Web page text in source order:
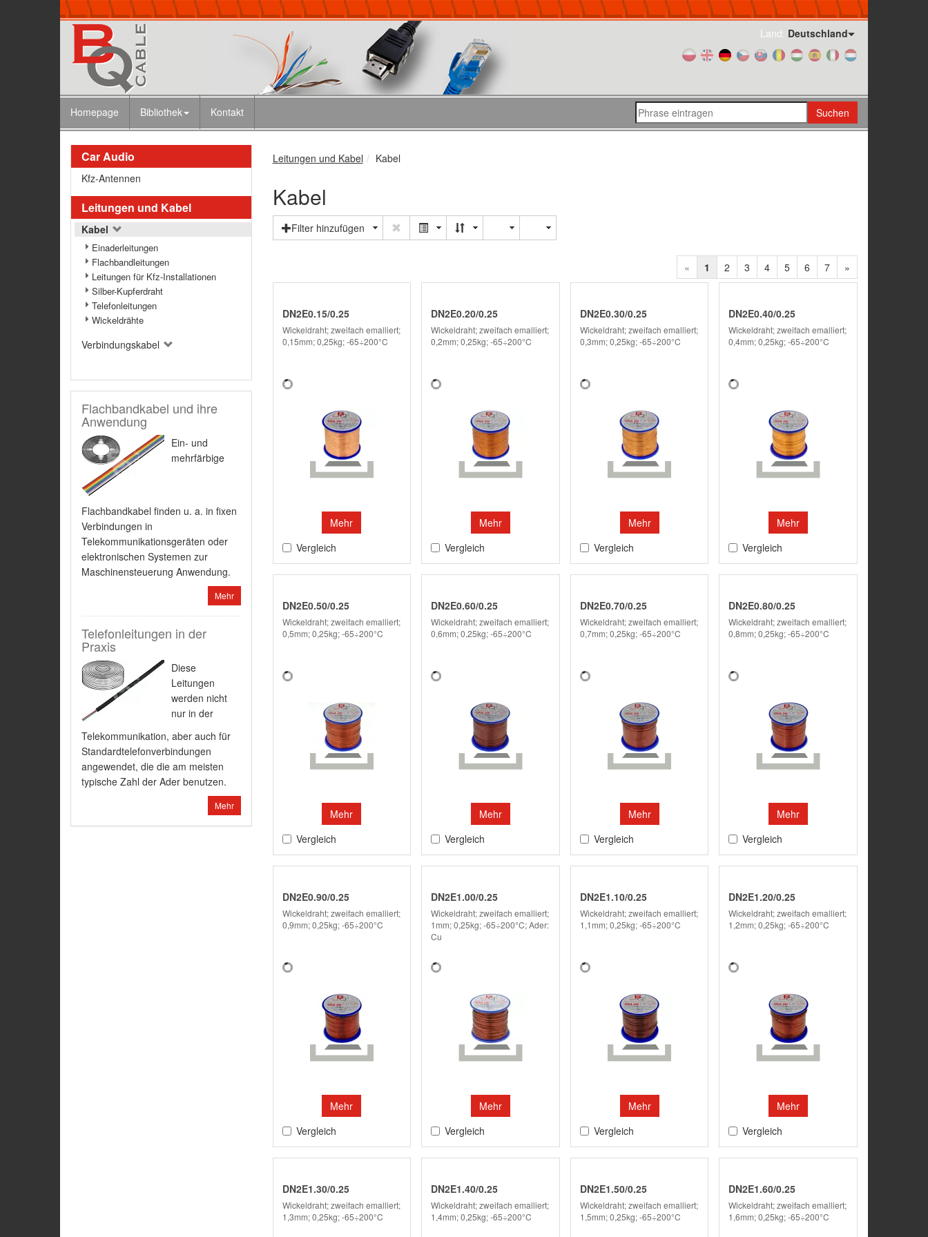
Land: Deutschland
Homepage Bibliothek Kontakt Suchen
Car Audio
Kfz-Antennen
Leitungen und Kabel
Kabel
Einaderleitungen
Flachbandleitungen
Leitungen für Kfz-Installationen
Silber-Kupferdraht
Telefonleitungen
Wickeldrähte
Verbindungskabel
Flachbandkabel und ihre
Anwendung
Ein- und
mehrfärbige
Flachbandkabel finden u. a. in fixen
Verbindungen in
Telekommunikationsgeräten oder
elektronischen Systemen zur
Maschinensteuerung Anwendung.
Mehr
Telefonleitungen in der
Praxis
Diese
Leitungen
werden nicht
nur in der
Telekommunikation, aber auch für
Standardtelefonverbindungen
angewendet, die die am meisten
typische Zahl der Ader benutzen.
Mehr
Leitungen und Kabel Kabel
Kabel
Filter hinzufügen
« 1 2 3 4 5 6 7 »
DN2E0.15/0.25
Wickeldraht; zweifach emalliert;
0,15mm; 0,25kg; -65÷200°C
Mehr
Vergleich
DN2E0.20/0.25
Wickeldraht; zweifach emalliert;
0,2mm; 0,25kg; -65÷200°C
Mehr
Vergleich
DN2E0.30/0.25
Wickeldraht; zweifach emalliert;
0,3mm; 0,25kg; -65÷200°C
Mehr
Vergleich
DN2E0.40/0.25
Wickeldraht; zweifach emalliert;
0,4mm; 0,25kg; -65÷200°C
Mehr
Vergleich
DN2E0.50/0.25
Wickeldraht; zweifach emalliert;
0,5mm; 0,25kg; -65÷200°C
Mehr
Vergleich
DN2E0.60/0.25
Wickeldraht; zweifach emalliert;
0,6mm; 0,25kg; -65÷200°C
Mehr
Vergleich
DN2E0.70/0.25
Wickeldraht; zweifach emalliert;
0,7mm; 0,25kg; -65÷200°C
Mehr
Vergleich
DN2E0.80/0.25
Wickeldraht; zweifach emalliert;
0,8mm; 0,25kg; -65÷200°C
Mehr
Vergleich
DN2E0.90/0.25
Wickeldraht; zweifach emalliert;
0,9mm; 0,25kg; -65÷200°C
Mehr
Vergleich
DN2E1.00/0.25
Wickeldraht; zweifach emalliert;
1mm; 0,25kg; -65÷200°C; Ader:
Cu
Mehr
Vergleich
DN2E1.10/0.25
Wickeldraht; zweifach emalliert;
1,1mm; 0,25kg; -65÷200°C
Mehr
Vergleich
DN2E1.20/0.25
Wickeldraht; zweifach emalliert;
1,2mm; 0,25kg; -65÷200°C
Mehr
Vergleich
DN2E1.30/0.25
Wickeldraht; zweifach emalliert;
1,3mm; 0,25kg; -65÷200°C
DN2E1.40/0.25
Wickeldraht; zweifach emalliert;
1,4mm; 0,25kg; -65÷200°C
DN2E1.50/0.25
Wickeldraht; zweifach emalliert;
1,5mm; 0,25kg; -65÷200°C
DN2E1.60/0.25
Wickeldraht; zweifach emalliert;
1,6mm; 0,25kg; -65÷200°C